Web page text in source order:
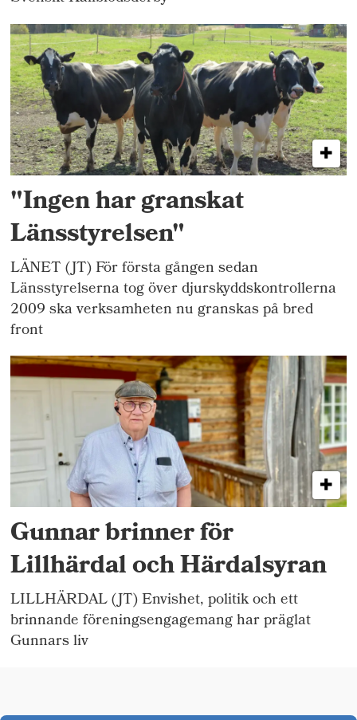
"Ingen har granskat
Länsstyrelsen"
LÄNET (JT) För första gången sedan
Länsstyrelserna tog över djurskyddskontrollerna
2009 ska verksamheten nu granskas på bred
front
Gunnar brinner för
Lillhärdal och Härdalsyran
LILLHÄRDAL (JT) Envishet, politik och ett
brinnande föreningsengagemang har präglat
Gunnars liv